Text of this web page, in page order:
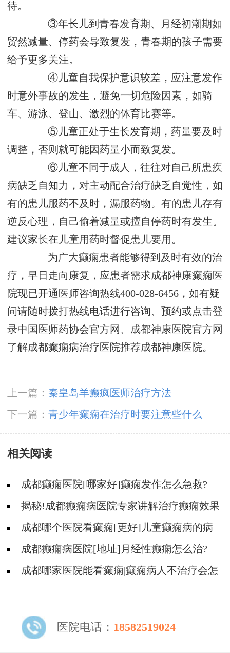
待。
③年长儿到青春发育期、月经初潮期如
贸然减量、停药会导致复发，青春期的孩子需要
给予更多关注。
④儿童自我保护意识较差，应注意发作
时意外事故的发生，避免一切危险因素，如骑
车、游泳、登山、激烈的体育比赛等。
⑤儿童正处于生长发育期，药量要及时
调整，否则就可能因药量小而致复发。
⑥儿童不同于成人，往往对自己所患疾
病缺乏自知力，对主动配合治疗缺乏自觉性，如
有的患儿服药不及时，漏服药物。有的患儿存有
逆反心理，自己偷着减量或擅自停药时有发生。
建议家长在儿童用药时督促患儿要用。
为广大癫痫患者能够得到及时有效的治
疗，早日走向康复，应患者需求成都神康癫痫医
院现已开通医师咨询热线400-028-6456，如有疑
问请随时拨打热线电话进行咨询、预约或点击登
录中国医师药协会官方网、成都神康医院官方网
了解成都癫痫病治疗医院推荐成都神康医院。
上一篇： 秦皇岛羊癫疯医师治疗方法
下一篇： 青少年癫痫在治疗时要注意些什么
相关阅读
成都癫痫医院[哪家好]癫痫发作怎么急救?
揭秘!成都癫痫病医院专家讲解治疗癫痫效果
好的方法?
成都哪个医院看癫痫[更好]儿童癫痫病的病
因?成都癫痫病医院[地址]月经性癫痫怎么治?
成都哪家医院能看癫痫|癫痫病人不治疗会怎
医院电话： 18582519024